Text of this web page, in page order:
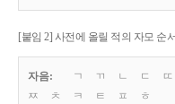
[붙임 2] 사전에 올릴 적의 자모 순
자음: ㄱ ㄲ ㄴ ㄷ ㄸ
ㅉ
ㅊ ㅋ ㅌ ㅍ
ㅎ